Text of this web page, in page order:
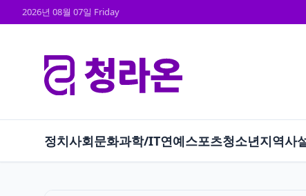
2026년 08월 07일 Friday
정치사회문화과학/IT연예스포츠청소년지역사